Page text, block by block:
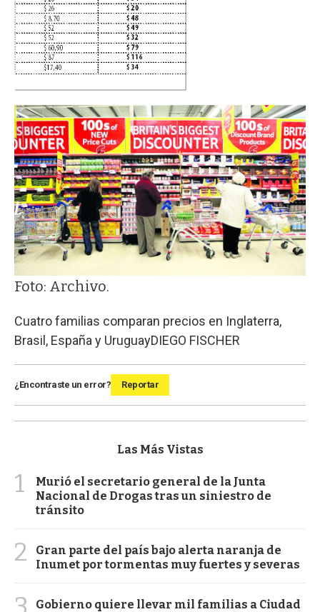
Foto: Archivo.
Cuatro familias comparan precios en Inglaterra,
Brasil, España y UruguayDIEGO FISCHER
¿Encontraste un error? Reportar
Las Más Vistas
1
Murió el secretario general de la Junta
Nacional de Drogas tras un siniestro de
tránsito
2
Gran parte del país bajo alerta naranja de
Inumet por tormentas muy fuertes y severas
Gobierno quiere llevar mil familias a Ciudad